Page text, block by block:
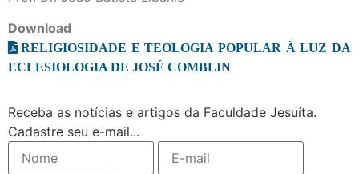
Download
RELIGIOSIDADE E TEOLOGIA POPULAR À LUZ DA
ECLESIOLOGIA DE JOSÉ COMBLIN
Receba as notícias e artigos da Faculdade Jesuíta.
Cadastre seu e-mail...